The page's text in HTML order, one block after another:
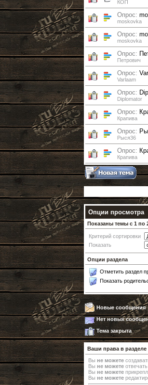
КОП
Опрос:
moskovka
Опрос:
moskovka
Опрос:
Петрович
Опрос:
Varlaam
Опрос:
Diplomator
Опрос:
Крапива
Опрос:
Рыся36
Опрос:
Крапива
Опции просмотра
Показаны темы с 1 по
Критерий сортировки
Показать
Опции раздела
Отметить раздел
Показать
Новые сообщения
Нет новых
Тема закрыта
Ваши права в разделе
Вы не можете
Вы не можете
Вы не можете
Вы не можете